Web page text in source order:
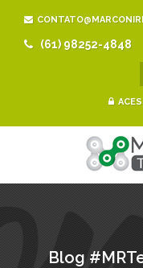
(61) 98252-4848
Blog